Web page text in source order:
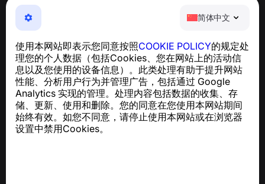
简体中文
使用本网站即表示您同意按照COOKIE POLICY的规定处
理您的个人数据（包括Cookies、您在网站上的活动信
息以及您使用的设备信息）。此类处理有助于提升网站
性能、分析用户行为并管理广告，包括通过 Google
Analytics 实现的管理。处理内容包括数据的收集、存
储、更新、使用和删除。您的同意在您使用本网站期间
始终有效。如您不同意，请停止使用本网站或在浏览器
设置中禁用Cookies。
NumBuster © 2013—2026 ·
support@numbuster.com
和骚扰短信的侵害
关于 GDPR 合规的咨询：support@numbuster.com
帮助中心
新闻与文章
关于项目
联系方式